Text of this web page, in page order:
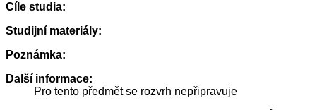
Cíle studia:
Studijní materiály:
Poznámka:
Další informace:
Pro tento předmět se rozvrh nepřipravuje